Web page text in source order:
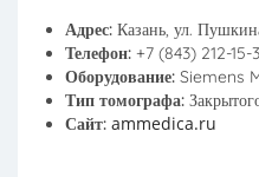
Адрес: Казань, ул.
Телефон: +7 (843) 212-15-
Оборудование: Siemens
Тип томографа:
Сайт: ammedica.ru